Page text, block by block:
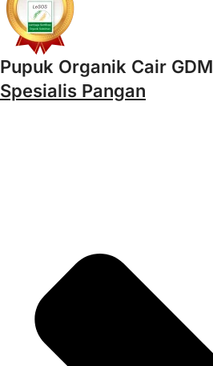
Pupuk Organik Cair GDM
Spesialis Pangan